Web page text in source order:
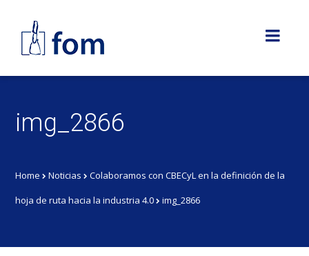
img_2866
Home Noticias
Colaboramos con CBECyL en la definición de la
hoja de ruta hacia la industria 4.0
img_2866